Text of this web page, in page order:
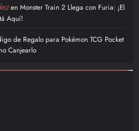
en Monster Train 2 Llega con Furia: ¡El
Aquí!
de Regalo para Pokémon TCG Pocket
Canjearlo